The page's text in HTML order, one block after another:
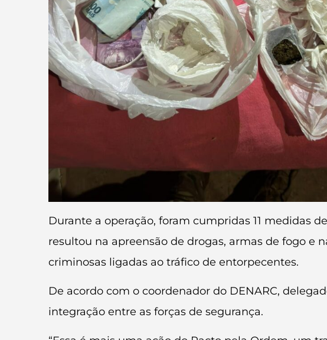
Durante a operação, foram cumpridas 11 medidas
resultou na apreensão de drogas, armas de fogo e
criminosas ligadas ao tráfico de entorpecentes.
De acordo com o coordenador do DENARC,
integração entre as forças de segurança.